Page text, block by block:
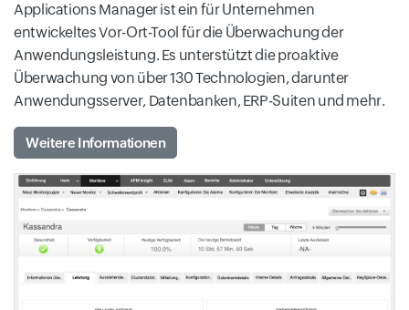
Applications Manager ist ein für Unternehmen
entwickeltes Vor-Ort-Tool für die Überwachung der
Anwendungsleistung. Es unterstützt die proaktive
Überwachung von über 130 Technologien, darunter
Anwendungsserver, Datenbanken, ERP-Suiten und mehr.
Weitere Informationen